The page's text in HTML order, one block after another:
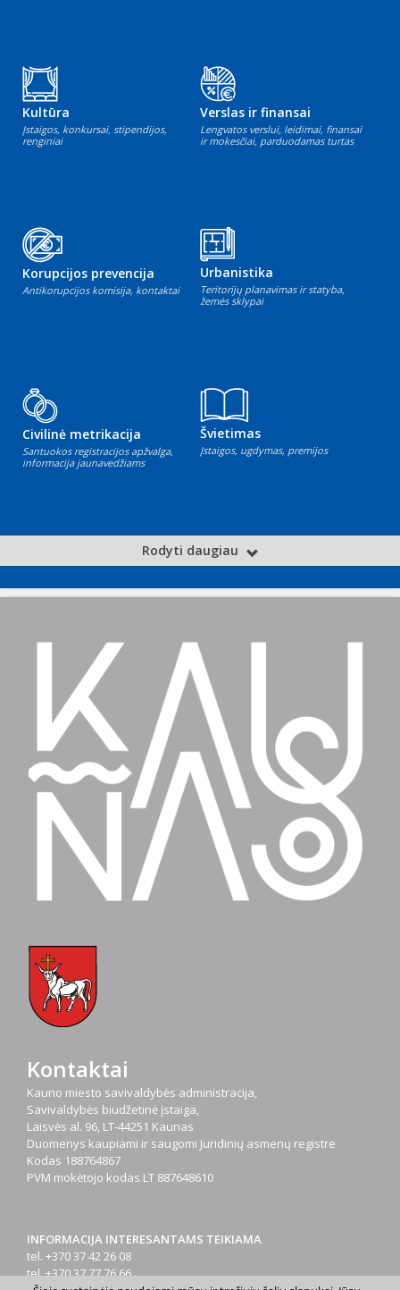
Kultūra
Įstaigos, konkursai, stipendijos,
renginiai
Verslas ir finansai
Lengvatos verslui, leidimai, finansai
ir mokesčiai, parduodamas turtas
Korupcijos prevencija
Antikorupcijos komisija, kontaktai
Urbanistika
Teritorijų planavimas ir statyba,
žemės sklypai
Civilinė metrikacija
Santuokos registracijos apžvalga,
informacija jaunavedžiams
Švietimas
Įstaigos, ugdymas, premijos
Rodyti daugiau
Kontaktai
Kauno miesto savivaldybės administracija,
Savivaldybės biudžetinė įstaiga,
Laisvės al. 96, LT-44251 Kaunas
Duomenys kaupiami ir saugomi Juridinių asmenų registre
Kodas 188764867
PVM mokėtojo kodas LT 887648610
INFORMACIJA INTERESANTAMS TEIKIAMA
tel. +370 37 42 26 08
tel. +370 37 77 76 66